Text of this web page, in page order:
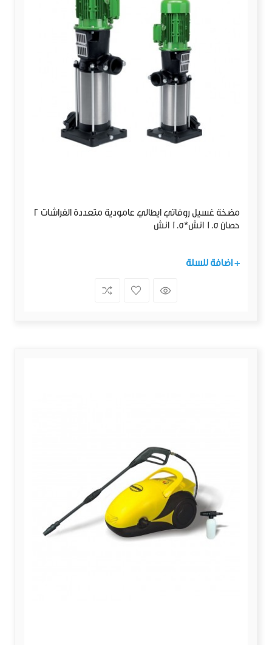
مضخة غسيل روفاتي ايطالي عامودية متعددة الفراشات 2
حصان 1.5 انش*1.5 انش
+ اضافة للسلة